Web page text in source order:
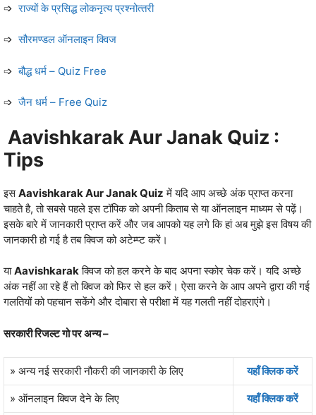
➩राज्‍यों के प्रसिद्ध लोकनृत्‍य प्रश्‍नोत्‍तरी
➩सौरमण्‍डल ऑनलाइन क्विज
➩बौद्ध धर्म – Quiz Free
➩जैन धर्म – Free Quiz
Aavishkarak Aur Janak Quiz :
Tips
इसAavishkarak Aur Janak Quiz में यदि आप अच्‍छे अंक प्राप्‍त करना
चाहते है, तो सबसे पहले इस टॉपिक को अपनी किताब से या ऑनलाइन माध्‍यम से पढ़ें।
इसके बारे में जानकारी प्राप्‍त करें और जब आपको यह लगे कि हां अब मुझे इस विषय की
जानकारी हो गई है तब क्विज को अटेम्‍प्‍ट करें।
याAavishkarakक्विज को हल करने के बाद अपना स्‍कोर चेक करें। यदि अच्‍छे
अंक नहीं आ रहे हैं तो क्विज को फिर से हल करें। ऐसा करने के आप अपने द्वारा की गई
गलतियों को पहचान सकेंगे और दोबारा से परीक्षा में यह गलती नहीं दोहराएंगे।
सरकारी रिजल्‍ट गो पर अन्‍य –
» अन्‍य नई सरकारी नौकरी की जानकारी के लिए यहॉं क्लिक करें
» ऑनलाइन क्विज देने के लिए यहॉं क्लिक करें